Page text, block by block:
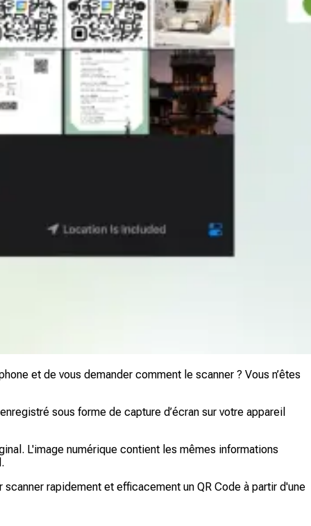
et de vous demander comment le scanner ? Vous n’êtes
sous forme de capture d’écran sur votre appareil
L'image numérique contient les mêmes informations
rapidement et efficacement un QR Code à partir d'une